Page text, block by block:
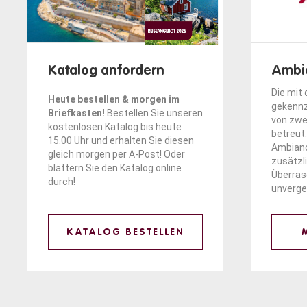
Katalog anfordern
Heute bestellen & morgen im
Briefkasten! Bestellen Sie unseren
kostenlosen Katalog bis heute
15.00 Uhr und erhalten Sie diesen
gleich morgen per A-Post! Oder
blättern Sie den Katalog online
durch!
KATALOG BESTELLEN
Die mit
von